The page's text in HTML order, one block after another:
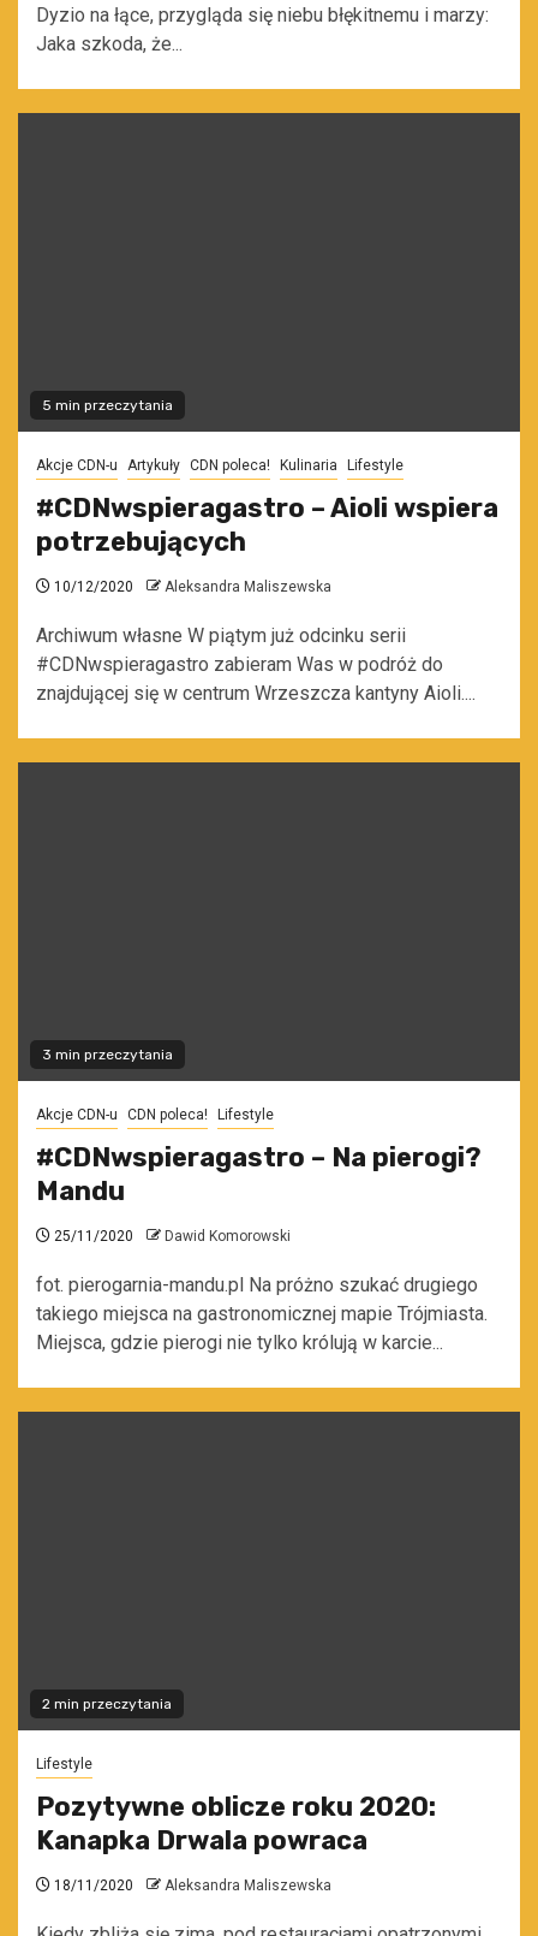
Dyzio na łące, przygląda się niebu błękitnemu i marzy:
Jaka szkoda, że...
5 min przeczytania
Akcje CDN-u Artykuły CDN poleca! Kulinaria Lifestyle
#CDNwspieragastro – Aioli wspiera
potrzebujących
10/12/2020 Aleksandra Maliszewska
Archiwum własne W piątym już odcinku serii
#CDNwspieragastro zabieram Was w podróż do
znajdującej się w centrum Wrzeszcza kantyny Aioli....
3 min przeczytania
Akcje CDN-u CDN poleca! Lifestyle
#CDNwspieragastro – Na pierogi?
Mandu
25/11/2020 Dawid Komorowski
fot. pierogarnia-mandu.pl Na próżno szukać drugiego
takiego miejsca na gastronomicznej mapie Trójmiasta.
Miejsca, gdzie pierogi nie tylko królują w karcie...
2 min przeczytania
Lifestyle
Pozytywne oblicze roku 2020:
Kanapka Drwala powraca
18/11/2020 Aleksandra Maliszewska